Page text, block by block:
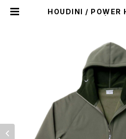
HOUDINI / POWER